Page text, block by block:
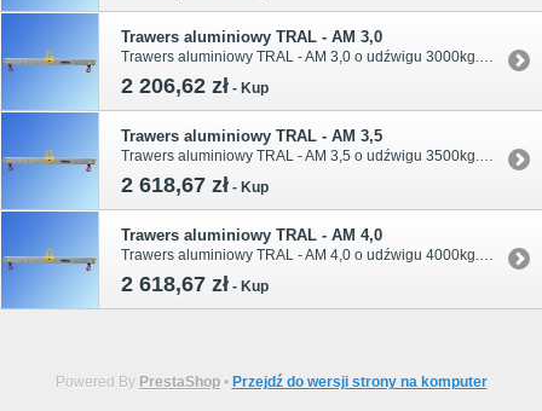
Trawers aluminiowy TRAL - AM 3,0
2 206,62 zł - Kup
Trawers aluminiowy TRAL - AM 3,5
2 618,67 zł - Kup
Trawers aluminiowy TRAL - AM 4,0
2 618,67 zł - Kup
Powered By PrestaShop• Przejdź do wersji strony na komputer